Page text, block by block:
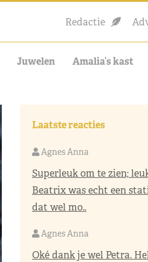
Redactie
Juwelen Amalia’s kast
Laatste reacties
Agnes Anna
Superleuk om te zien;
Beatrix was echt een
dat wel mo..
Agnes Anna
Oké dank je wel Petra.